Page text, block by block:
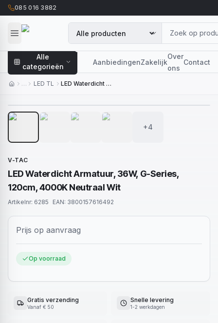
085 016 3882
Alle
categorieën
AanbiedingenZakelijk
Over
ons
Contact
… LED TL
LED Waterdicht Armatuur, 36W, G-Series, 120cm, 4000K Neutraal Wit
+4
V-TAC
LED Waterdicht Armatuur, 36W, G-Series,
120cm, 4000K Neutraal Wit
Artikelnr: 6285 EAN: 3800157616492
Prijs op aanvraag
Op voorraad
Gratis verzending
Vanaf € 50
Snelle levering
1-2 werkdagen